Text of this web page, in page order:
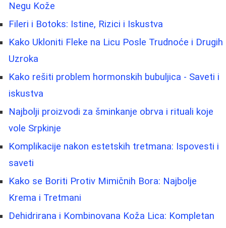
Negu Kože
Fileri i Botoks: Istine, Rizici i Iskustva
Kako Ukloniti Fleke na Licu Posle Trudnoće i Drugih
Uzroka
Kako rešiti problem hormonskih bubuljica - Saveti i
iskustva
Najbolji proizvodi za šminkanje obrva i rituali koje
vole Srpkinje
Komplikacije nakon estetskih tretmana: Ispovesti i
saveti
Kako se Boriti Protiv Mimičnih Bora: Najbolje
Krema i Tretmani
Dehidrirana i Kombinovana Koža Lica: Kompletan